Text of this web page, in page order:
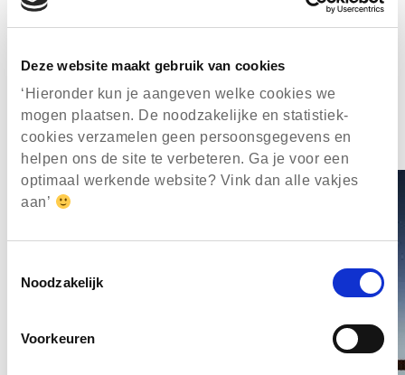
Deze website maakt gebruik van cookies
‘Hieronder kun je aangeven welke cookies we
mogen plaatsen. De noodzakelijke en statistiek-
cookies verzamelen geen persoonsgegevens en
helpen ons de site te verbeteren. Ga je voor een
optimaal werkende website? Vink dan alle vakjes
aan’
Noodzakelijk
Voorkeuren
Spirituele astrologie
Over mij
Contact
accepteren